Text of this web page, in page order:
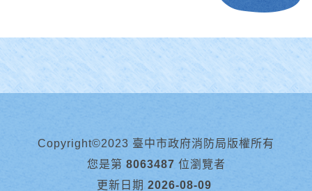
Copyright©2023 臺中市政府消防局版權所有
您是第 8063487 位瀏覽者
更新日期 2026-08-09